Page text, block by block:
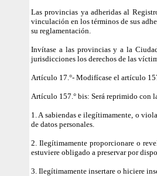
Las provincias ya adheridas al
vinculación en los términos de sus
su reglamentación.
Invítase a las provincias y a la
jurisdicciones los derechos de las
Artículo 17.°- Modifícase el artículo
Artículo 157.° bis: Será reprimido con
1. A sabiendas e ilegítimamente, o
de datos personales.
2. Ilegítimamente proporcionare o
estuviere obligado a preservar por
3. Ilegítimamente insertare o hiciere